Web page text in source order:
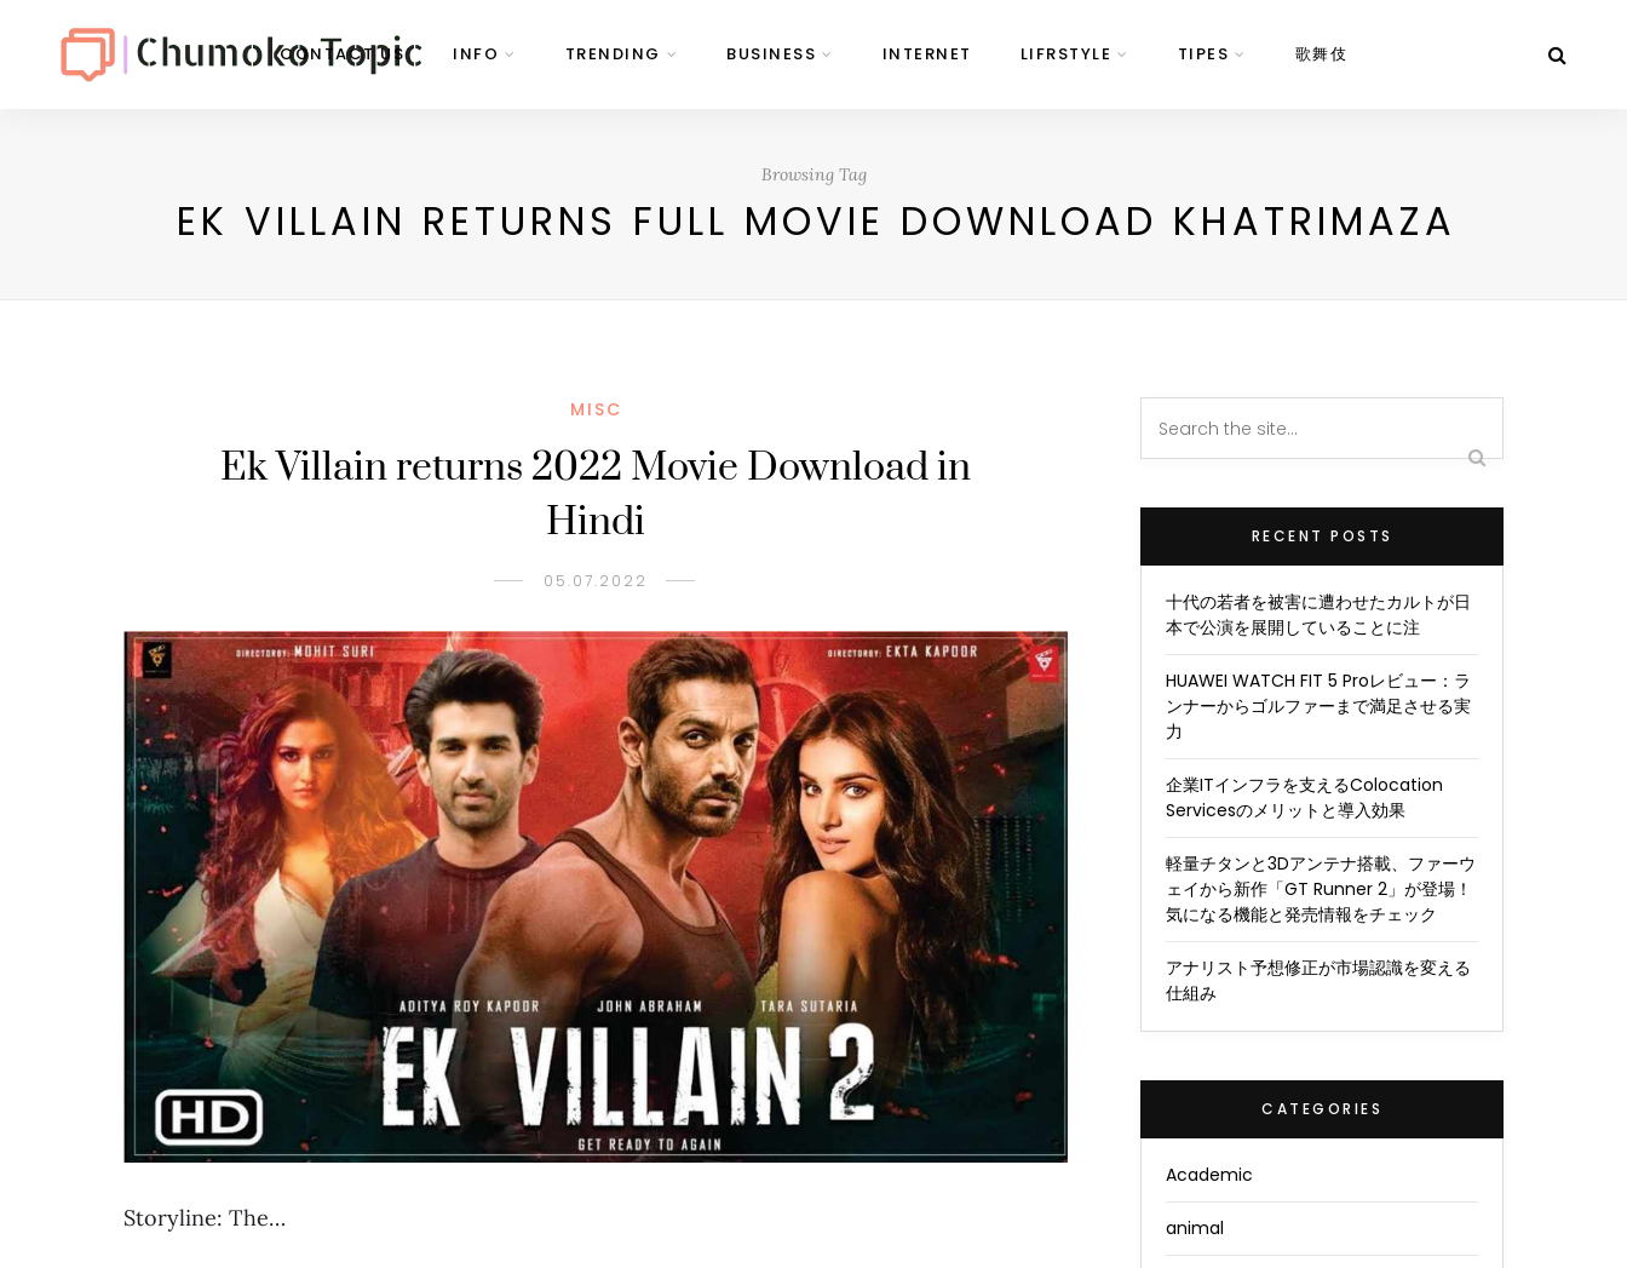
CONTACT US INFO TRENDING BUSINESS INTERNET LIFRSTYLE TIPES 歌舞伎
Browsing Tag
EK VILLAIN RETURNS FULL MOVIE DOWNLOAD KHATRIMAZA
MISC
Ek Villain returns 2022 Movie Download in
Hindi
05.07.2022
Storyline: The…
RECENT POSTS
十代の若者を被害に遭わせたカルトが日
本で公演を展開していることに注
HUAWEI WATCH FIT 5 Proレビュー：ラ
ンナーからゴルファーまで満足させる実
力
企業ITインフラを支えるColocation
Servicesのメリットと導入効果
軽量チタンと3Dアンテナ搭載、ファーウ
ェイから新作「GT Runner 2」が登場！
気になる機能と発売情報をチェック
アナリスト予想修正が市場認識を変える
仕組み
CATEGORIES
Academic
animal